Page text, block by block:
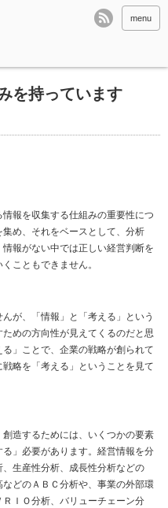
menu
を持っています
報を収集する仕組みの重要性につ
め、それをベースとして、分析
報がない中では正しい経営判断を
こともできません。
が、「情報」と「考える」という
めの方向性が見えてくるのだと思
」ことで、企業の戦略が創られて
略を「考える」ということを見て
造するためには、いくつかの要素
」必要があります。経営情報を分
生産性分析、成長性分析などの
どのＡＢＣ分析や、事業の外部環
ＩＯ分析、バリューチェーン分